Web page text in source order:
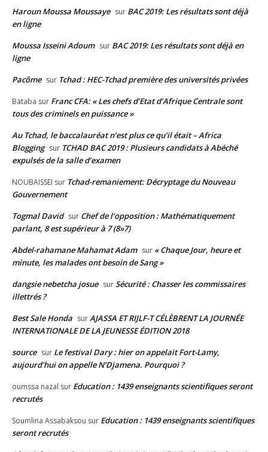
Haroun Moussa Moussaye sur BAC 2019: Les résultats sont déjà
en ligne
Moussa Isseini Adoum sur BAC 2019: Les résultats sont déjà en
ligne
Pacôme sur Tchad : HEC-Tchad première des universités privées
Bataba sur Franc CFA: « Les chefs d’Etat d’Afrique Centrale sont
tous des criminels en puissance »
Au Tchad, le baccalauréat n’est plus ce qu’il était – Africa
Blogging sur TCHAD BAC 2019 : Plusieurs candidats à Abéché
expulsés de la salle d’examen
NOUBAISSEI sur Tchad-remaniement: Décryptage du Nouveau
Gouvernement
Togmal David sur Chef de l’opposition : Mathématiquement
parlant, 8 est supérieur à 7 (8»7)
Abdel-rahamane Mahamat Adam sur « Chaque Jour, heure et
minute, les malades ont besoin de Sang »
dangsie nebetcha josue surSécurité : Chasser les commissaires
illettrés ?
Best Sale Honda surAJASSA ET RIJLF-T CÉLÈBRENT LA JOURNÉE
INTERNATIONALE DE LA JEUNESSE ÉDITION 2018
source sur Le festival Dary : hier on appelait Fort-Lamy,
aujourd’hui on appelle N’Djamena. Pourquoi ?
oumssa nazal sur Education : 1439 enseignants scientifiques seront
recrutés
Soumlina Assabaksou sur Education : 1439 enseignants scientifiques
seront recrutés